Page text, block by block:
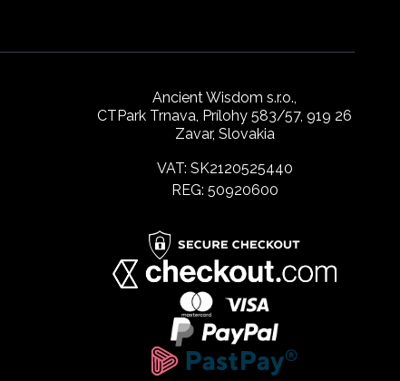
Ancient Wisdom s.r.o.,
CTPark Trnava, Prílohy 583/57, 919 26
Zavar, Slovakia
VAT: SK2120525440
REG: 50920600